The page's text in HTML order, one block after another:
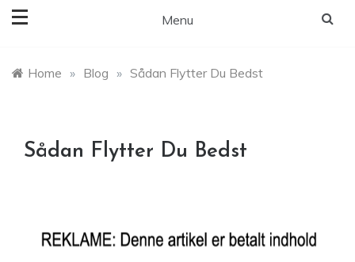
Menu
Home » Blog » Sådan Flytter Du Bedst
Sådan Flytter Du Bedst